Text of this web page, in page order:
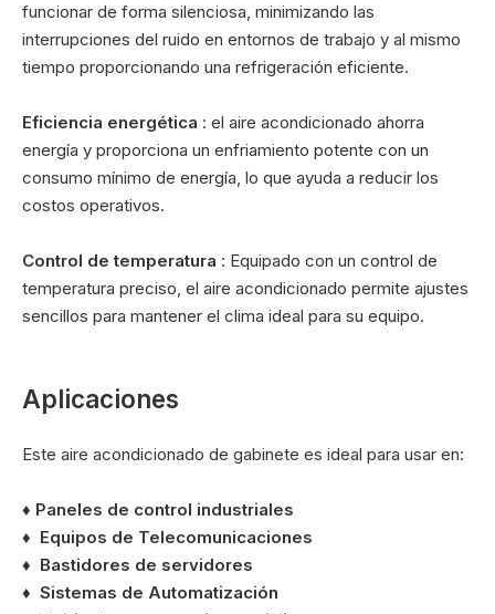
funcionar de forma silenciosa, minimizando las
interrupciones del ruido en entornos de trabajo y al mismo
tiempo proporcionando una refrigeración eficiente.
Eficiencia energética : el aire acondicionado ahorra
energía y proporciona un enfriamiento potente con un
consumo mínimo de energía, lo que ayuda a reducir los
costos operativos.
Control de temperatura : Equipado con un control de
temperatura preciso, el aire acondicionado permite ajustes
sencillos para mantener el clima ideal para su equipo.
Aplicaciones
Este aire acondicionado de gabinete es ideal para usar en:
♦ Paneles de control industriales
♦ Equipos de Telecomunicaciones
♦ Bastidores de servidores
♦ Sistemas de Automatización